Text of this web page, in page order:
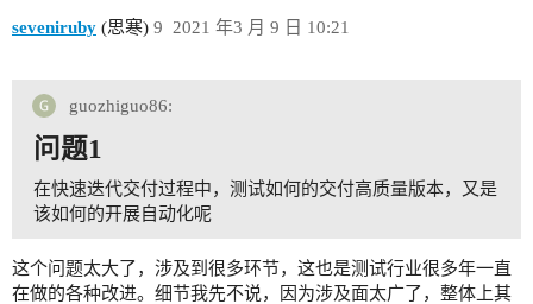
seveniruby (思寒) 2021 年3 月 9 日 10:21
9
guozhiguo86:
问题1
在快速迭代交付过程中，测试如何的交付高质量版本，又是
该如何的开展自动化呢
这个问题太大了，涉及到很多环节，这也是测试行业很多年一直
在做的各种改进。细节我先不说，因为涉及面太广了，整体上其